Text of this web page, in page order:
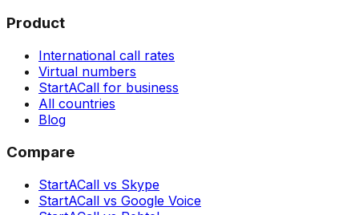
Product
International call rates
Virtual numbers
StartACall for business
All countries
Blog
Compare
StartACall vs Skype
StartACall vs Google Voice